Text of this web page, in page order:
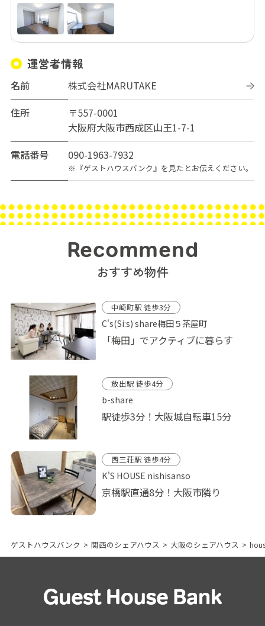
運営者情報
名前
株式会社MARUTAKE
住所
〒557-0001
大阪府大阪市西成区山王1-7-1
電話番号
090-1963-7932
※『ゲストハウスバンク』を見たとお伝えください。
Recommend
おすすめ物件
中崎町駅 徒歩3分
C's(Si:s) share梅田５茶屋町
「梅田」でアクティブに暮らす
放出駅 徒歩4分
b-share
駅徒歩3分！大阪城自転車15分
西三荘駅 徒歩4分
K'S HOUSE nishisanso
京橋駅直通8分！大阪市隣り
ゲストハウスバンク > 関西のシェアハウス > 大阪のシェアハウス >